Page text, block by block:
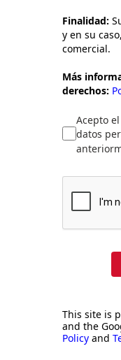
Finalidad:
y en su
comercial.
Más
derechos:
Acepto
datos
This site is
and the
Policy and